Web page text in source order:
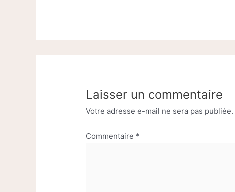
Laisser un commentaire
Votre adresse e-mail ne sera pas publiée.
Commentaire *